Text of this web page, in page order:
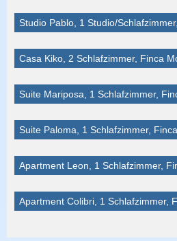
Studio Pablo, 1 Studio/
Casa Kiko, 2 Schlafzimmer, Finca
Suite Mariposa, 1 Schlafzimmer,
Suite Paloma, 1 Schlafzimmer,
Apartment Leon, 1 Schlafzimmer,
Apartment Colibri, 1 Schlafzimmer,